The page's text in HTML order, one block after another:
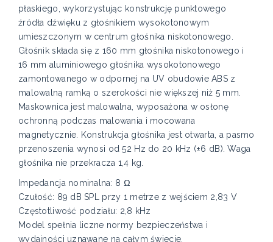
płaskiego, wykorzystując konstrukcję punktowego
źródła dźwięku z głośnikiem wysokotonowym
umieszczonym w centrum głośnika niskotonowego.
Głośnik składa się z 160 mm głośnika niskotonowego i
16 mm aluminiowego głośnika wysokotonowego
zamontowanego w odpornej na UV obudowie ABS z
malowalną ramką o szerokości nie większej niż 5 mm.
Maskownica jest malowalna, wyposażona w osłonę
ochronną podczas malowania i mocowana
magnetycznie. Konstrukcja głośnika jest otwarta, a pasmo
przenoszenia wynosi od 52 Hz do 20 kHz (±6 dB). Waga
głośnika nie przekracza 1,4 kg.
Impedancja nominalna: 8 Ω
Czułość: 89 dB SPL przy 1 metrze z wejściem 2,83 V
Częstotliwość podziału: 2,8 kHz
Model spełnia liczne normy bezpieczeństwa i
wydajności uznawane na całym świecie.